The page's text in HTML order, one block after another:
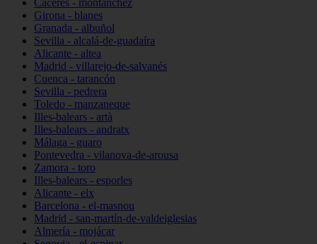
Cáceres - montánchez
Girona - blanes
Granada - albuñol
Sevilla - alcalá-de-guadaíra
Alicante - altea
Madrid - villarejo-de-salvanés
Cuenca - tarancón
Sevilla - pedrera
Toledo - manzaneque
Illes-balears - artà
Illes-balears - andratx
Málaga - guaro
Pontevedra - vilanova-de-arousa
Zamora - toro
Illes-balears - esporles
Alicante - elx
Barcelona - el-masnou
Madrid - san-martín-de-valdeiglesias
Almería - mojácar